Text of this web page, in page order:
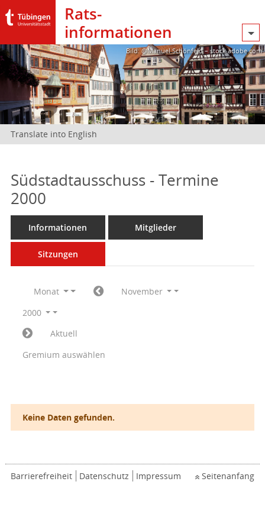
Rats­
informationen
Bild: @Manuel Schönfeld – stock.adobe.com
Translate into English
Südstadtausschuss - Termine
2000
Informationen Mitglieder
Sitzungen
Monat
November
2000
Aktuell
Gremium auswählen
Keine Daten gefunden.
Barrierefreiheit Datenschutz Impressum Seitenanfang